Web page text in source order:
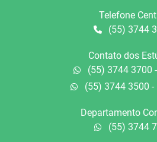
Telefone
(55) 3744
Contato dos
(55) 3744 3700
(55) 3744 3500 -
Departamento
(55) 3744